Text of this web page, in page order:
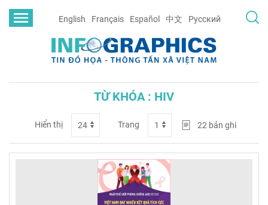
English Français Español 中文 Русский
TỪ KHÓA : HIV
Hiển thị Trang 22 bản ghi